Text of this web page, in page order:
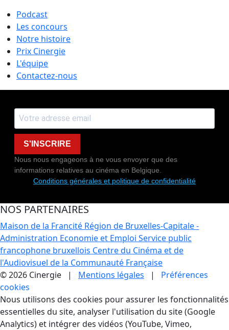
Podcast
Les concours
Notre histoire
Prix Cinergie
L'équipe
Contactez-nous
S'INSCRIRE
Nous nous engageons à ne vous envoyer que des
informations relatives au cinéma en Belgique.
Conditions générales et politique de confidentialité
NOS PARTENAIRES
Maison de la Francité Région de Bruxelles-Capitale -
Administration Economie et Emploi Service public
francophone bruxellois Centre du Cinéma et de
l'Audiovisuel de la Communauté Française
© 2026 Cinergie | Mentions légales | Préférences
cookies
Gestion des Cookies
Nous utilisons des cookies pour assurer les fonctionnalités
essentielles du site, analyser l'utilisation du site (Google
Analytics) et intégrer des vidéos (YouTube, Vimeo,